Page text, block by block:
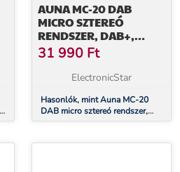
AUNA MC-20 DAB
MICRO SZTEREÓ
RENDSZER, DAB+,
BLUETOOTH,
TÁVIRÁNYÍTÓ, FEKETE
31 990 Ft
ElectronicStar
Hasonlók, mint Auna MC-20
DAB micro sztereó rendszer,
DAB+, bluetooth, távirányító,